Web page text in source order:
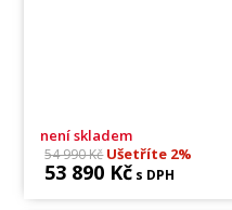
není skladem
54 990 KčUšetříte 2%
53 890 Kč s DPH